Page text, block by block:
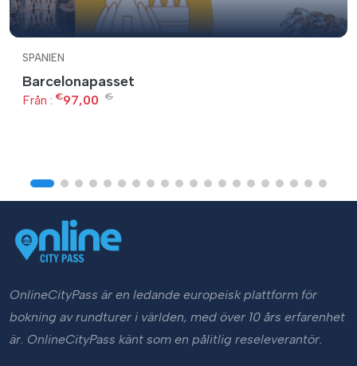
SPANIEN
Barcelonapasset
Från : €97,00 €
OnlineCityPass är en ledande europeisk plattform för
bokning av rundturer i världen, med över 10 års erfarenhet
är. OnlineCityPass känt som en pålitlig reseleverantör.